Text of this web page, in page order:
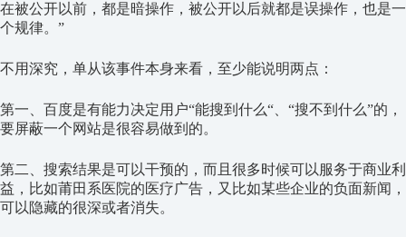
在被公开以前，都是暗操作，被公开以后就都是误操作，也是一
个规律。”
不用深究，单从该事件本身来看，至少能说明两点：
第一、百度是有能力决定用户“能搜到什么“、“搜不到什么”的，
要屏蔽一个网站是很容易做到的。
第二、搜索结果是可以干预的，而且很多时候可以服务于商业利
益，比如莆田系医院的医疗广告，又比如某些企业的负面新闻，
可以隐藏的很深或者消失。